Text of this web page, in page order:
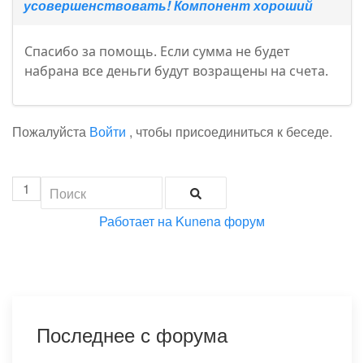
усовершенствовать! Компонент хороший
Спасибо за помощь. Если сумма не будет
набрана все деньги будут возращены на счета.
Пожалуйста Войти , чтобы присоединиться к беседе.
1
Работает на Kunena форум
Последнее с форума